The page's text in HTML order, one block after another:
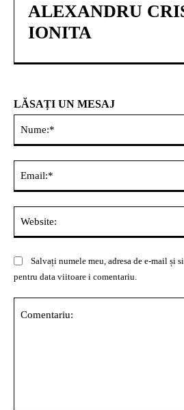
ALEXANDRU
IONITA
LĂSAȚI UN MESAJ
Salvați numele meu, adresa de e-mail și
pentru data viitoare i comentariu.